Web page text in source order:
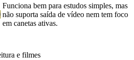
Funciona bem para estudos simples, mas
não suporta saída de vídeo nem tem foco
em canetas ativas.
e filmes